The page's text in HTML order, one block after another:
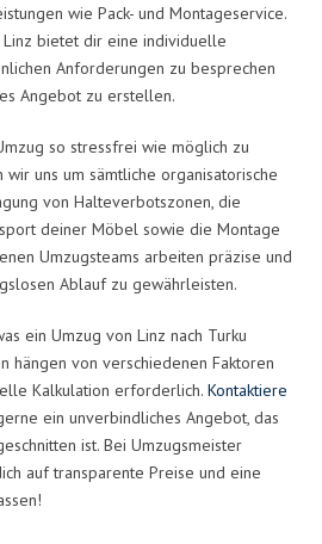
wie Pack- und Montageservice.
bietet dir eine individuelle
Anforderungen zu besprechen
Angebot zu erstellen.
so stressfrei wie möglich zu
uns um sämtliche organisatorische
von Halteverbotszonen, die
deiner Möbel sowie die Montage
Umzugsteams arbeiten präzise und
Ablauf zu gewährleisten.
ein Umzug von Linz nach Turku
hängen von verschiedenen Faktoren
Kalkulation erforderlich. Kontaktiere
ein unverbindliches Angebot, das
ist. Bei Umzugsmeister
auf transparente Preise und eine